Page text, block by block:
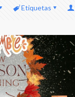
Etiquetas